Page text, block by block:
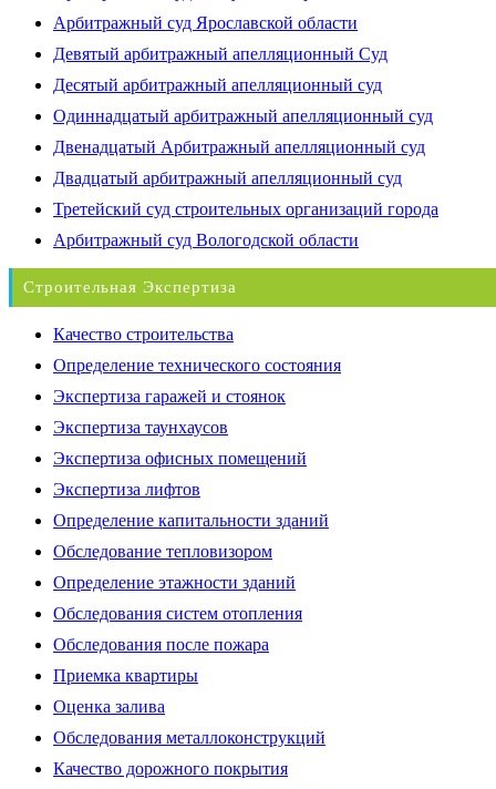
Арбитражный суд Ярославской области
Девятый арбитражный апелляционный Суд
Десятый арбитражный апелляционный суд
Одиннадцатый арбитражный апелляционный суд
Двенадцатый Арбитражный апелляционный суд
Двадцатый арбитражный апелляционный суд
Третейский суд строительных организаций города
Арбитражный суд Вологодской области
Строительная Экспертиза
Качество строительства
Определение технического состояния
Экспертиза гаражей и стоянок
Экспертиза таунхаусов
Экспертиза офисных помещений
Экспертиза лифтов
Определение капитальности зданий
Обследование тепловизором
Определение этажности зданий
Обследования систем отопления
Обследования после пожара
Приемка квартиры
Оценка залива
Обследования металлоконструкций
Качество дорожного покрытия